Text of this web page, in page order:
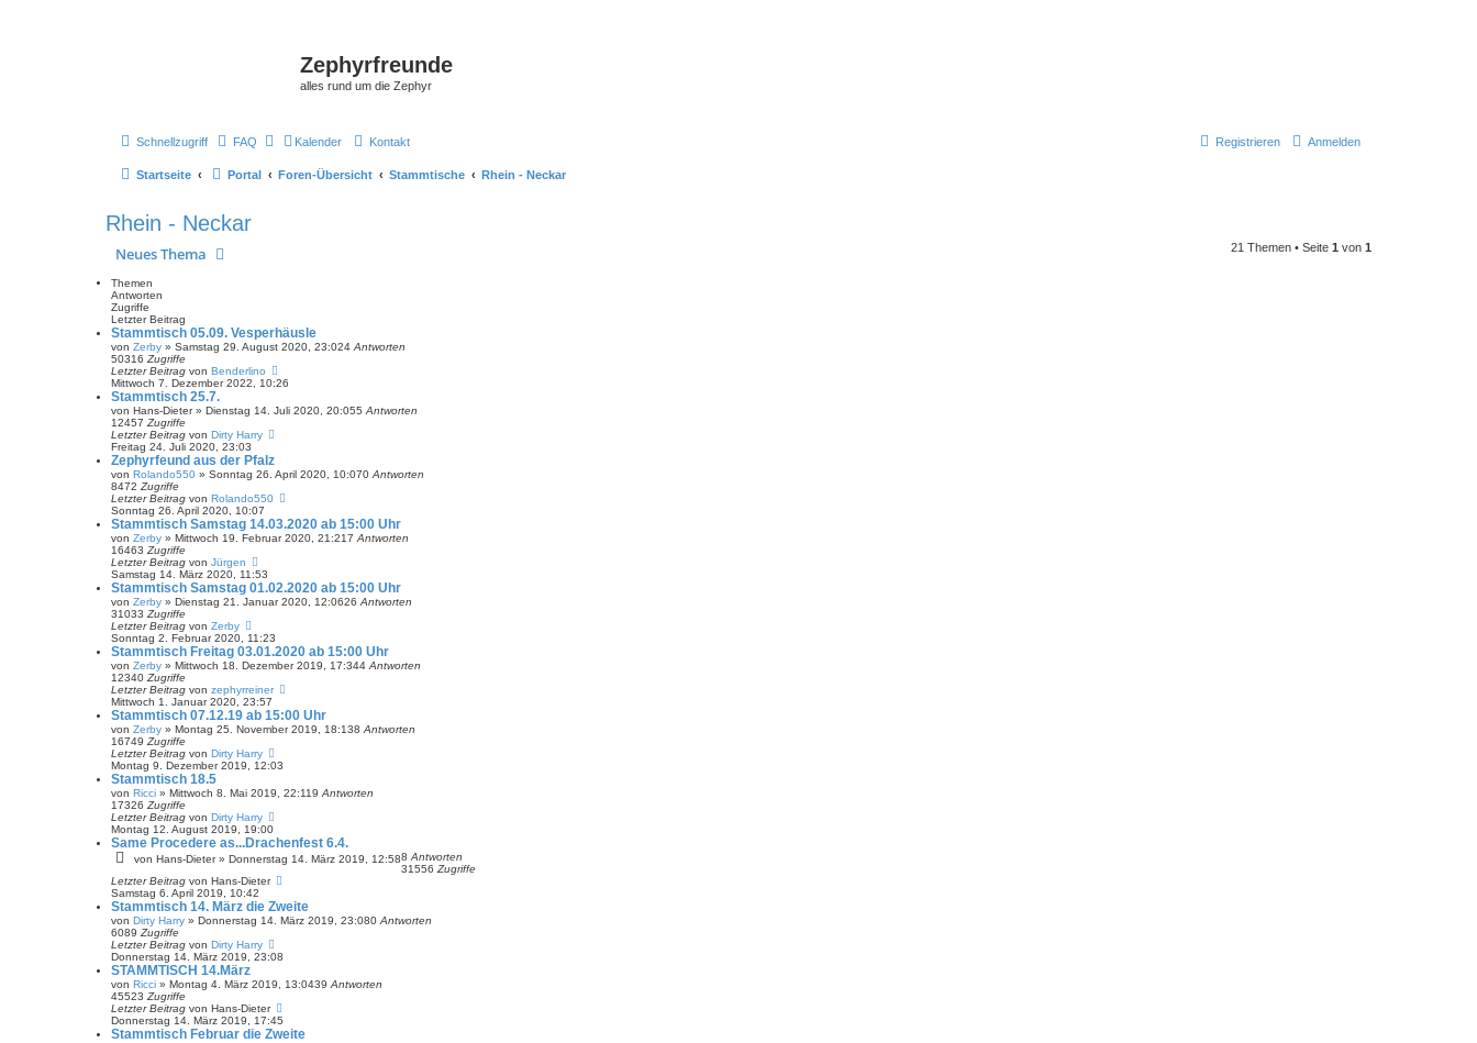
Zephyrfreunde
alles rund um die Zephyr
Schnellzugriff FAQ Kalender Kontakt Anmelden
Registrieren
Startseite Portal Foren-Übersicht Stammtische Rhein - Neckar
Rhein - Neckar
Neues Thema 21 Themen • Seite 1 von 1
Themen
Antworten
Zugriffe
Letzter Beitrag
Stammtisch 05.09. Vesperhäusle
von Zerby » Samstag 29. August 2020, 23:024 Antworten
50316 Zugriffe
Letzter Beitrag von Benderlino
Mittwoch 7. Dezember 2022, 10:26
Stammtisch 25.7.
von Hans-Dieter» Dienstag 14. Juli 2020, 20:055 Antworten
12457 Zugriffe
Letzter Beitrag von Dirty Harry
Freitag 24. Juli 2020, 23:03
Zephyrfeund aus der Pfalz
von Rolando550 » Sonntag 26. April 2020, 10:070 Antworten
8472 Zugriffe
Letzter Beitrag von Rolando550
Sonntag 26. April 2020, 10:07
Stammtisch Samstag 14.03.2020 ab 15:00 Uhr
von Zerby » Mittwoch 19. Februar 2020, 21:217 Antworten
16463 Zugriffe
Letzter Beitrag von Jürgen
Samstag 14. März 2020, 11:53
Stammtisch Samstag 01.02.2020 ab 15:00 Uhr
von Zerby » Dienstag 21. Januar 2020, 12:0626 Antworten
31033 Zugriffe
Letzter Beitrag von Zerby
Sonntag 2. Februar 2020, 11:23
Stammtisch Freitag 03.01.2020 ab 15:00 Uhr
von Zerby » Mittwoch 18. Dezember 2019, 17:344 Antworten
12340 Zugriffe
Letzter Beitrag von zephyrreiner
Mittwoch 1. Januar 2020, 23:57
Stammtisch 07.12.19 ab 15:00 Uhr
von Zerby » Montag 25. November 2019, 18:138 Antworten
16749 Zugriffe
Letzter Beitrag von Dirty Harry
Montag 9. Dezember 2019, 12:03
Stammtisch 18.5
von Ricci » Mittwoch 8. Mai 2019, 22:119 Antworten
17326 Zugriffe
Letzter Beitrag von Dirty Harry
Montag 12. August 2019, 19:00
Same Procedere as...Drachenfest 6.4.
von Hans-Dieter» Donnerstag 14. März 2019, 12:588 Antworten
31556 Zugriffe
Letzter Beitrag von Hans-Dieter
Samstag 6. April 2019, 10:42
Stammtisch 14. März die Zweite
von Dirty Harry » Donnerstag 14. März 2019, 23:080 Antworten
6089 Zugriffe
Letzter Beitrag von Dirty Harry
Donnerstag 14. März 2019, 23:08
STAMMTISCH 14.März
von Ricci » Montag 4. März 2019, 13:0439 Antworten
45523 Zugriffe
Letzter Beitrag von Hans-Dieter
Donnerstag 14. März 2019, 17:45
Stammtisch Februar die Zweite